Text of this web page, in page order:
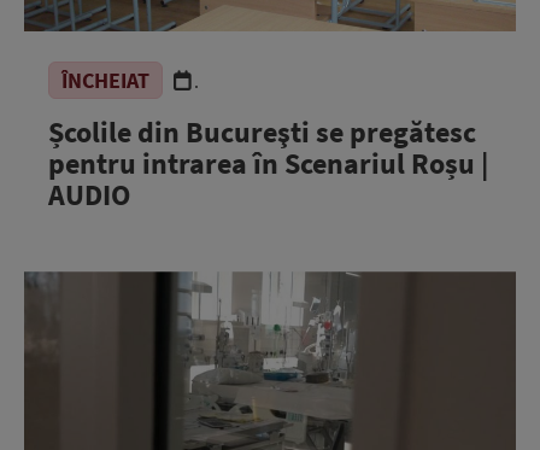
ÎNCHEIAT .
Școlile din Bucureşti se pregătesc
pentru intrarea în Scenariul Roșu |
AUDIO